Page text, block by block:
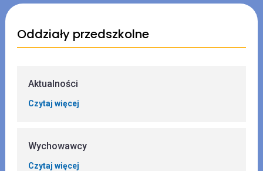
Oddziały przedszkolne
Aktualności
Czytaj więcej
Wychowawcy
Czytaj więcej